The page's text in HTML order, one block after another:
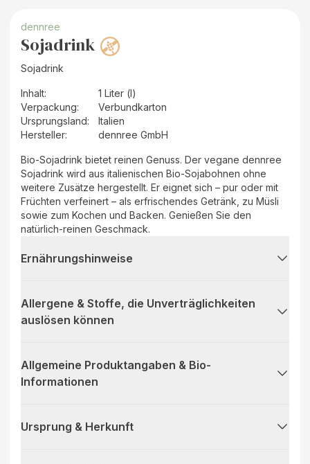
dennree
Sojadrink
Sojadrink
Inhalt:
1 Liter (l)
Verpackung:
Verbundkarton
Ursprungsland:
Italien
Hersteller: dennree GmbH
Bio-Sojadrink bietet reinen Genuss. Der vegane dennree
Sojadrink wird aus italienischen Bio-Sojabohnen ohne
weitere Zusätze hergestellt. Er eignet sich – pur oder mit
Früchten verfeinert – als erfrischendes Getränk, zu Müsli
sowie zum Kochen und Backen. Genießen Sie den
natürlich-reinen Geschmack.
Ernährungshinweise
Allergene & Stoffe, die Unverträglichkeiten
auslösen können
Allgemeine Produktangaben & Bio-
Informationen
Ursprung & Herkunft